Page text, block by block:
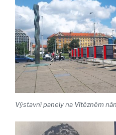
Výstavní panely na Vítězném